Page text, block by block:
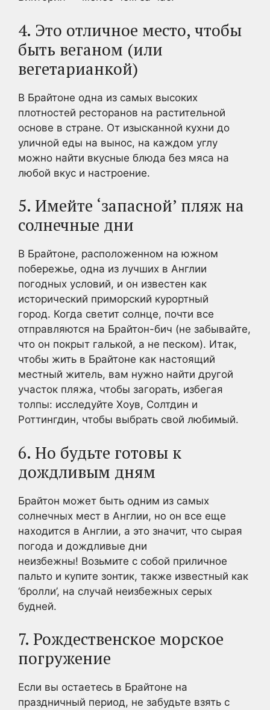
4. Это отличное место, чтобы
быть веганом (или
вегетарианкой)
В Брайтоне одна из самых высоких
плотностей ресторанов на растительной
основе в стране. От изысканной кухни до
уличной еды на вынос, на каждом углу
можно найти вкусные блюда без мяса на
любой вкус и настроение.
5. Имейте ‘запасной’ пляж на
солнечные дни
В Брайтоне, расположенном на южном
побережье, одна из лучших в Англии
погодных условий, и он известен как
исторический приморский курортный
город. Когда светит солнце, почти все
отправляются на Брайтон-бич (не забывайте,
что он покрыт галькой, а не песком). Итак,
чтобы жить в Брайтоне как настоящий
местный житель, вам нужно найти другой
участок пляжа, чтобы загорать, избегая
толпы: исследуйте Хоув, Солтдин и
Роттингдин, чтобы выбрать свой любимый.
6. Но будьте готовы к
дождливым дням
Брайтон может быть одним из самых
солнечных мест в Англии, но он все еще
находится в Англии, а это значит, что сырая
погода и дождливые дни
неизбежны! Возьмите с собой приличное
пальто и купите зонтик, также известный как
‘бролли’, на случай неизбежных серых
будней.
7. Рождественское морское
погружение
Если вы остаетесь в Брайтоне на
праздничный период, не забудьте взять с